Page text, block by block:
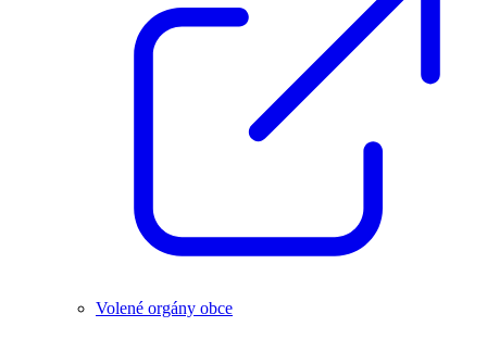
Volené orgány obce